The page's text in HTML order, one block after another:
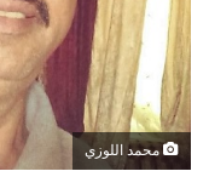
محمد اللوزي